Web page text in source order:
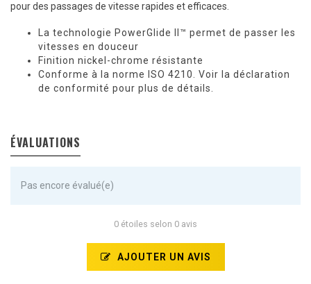
pour des passages de vitesse rapides et efficaces.
La technologie PowerGlide II™ permet de passer les
vitesses en douceur
Finition nickel-chrome résistante
Conforme à la norme ISO 4210. Voir la déclaration
de conformité pour plus de détails.
ÉVALUATIONS
Pas encore évalué(e)
0 étoiles selon 0 avis
AJOUTER UN AVIS